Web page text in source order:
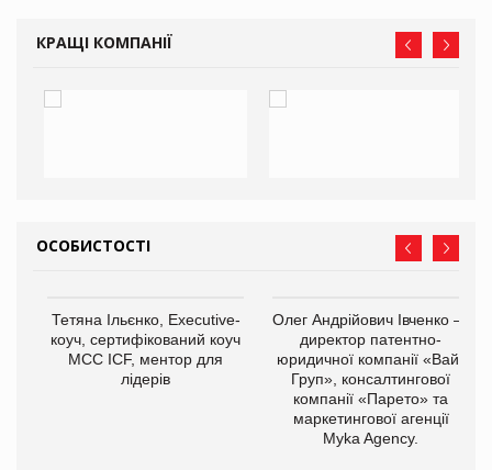
КРАЩІ КОМПАНІЇ
ОСОБИСТОСТІ
Тетяна Ільєнко, Executive-
коуч, сертифікований коуч
МСС ICF, ментор для
лідерів
Олег Андрійович Івченко —
директор патентно-
юридичної компанії «Вайз
Груп», консалтингової
компанії «Парето» та
маркетингової агенції
Myka Agency.